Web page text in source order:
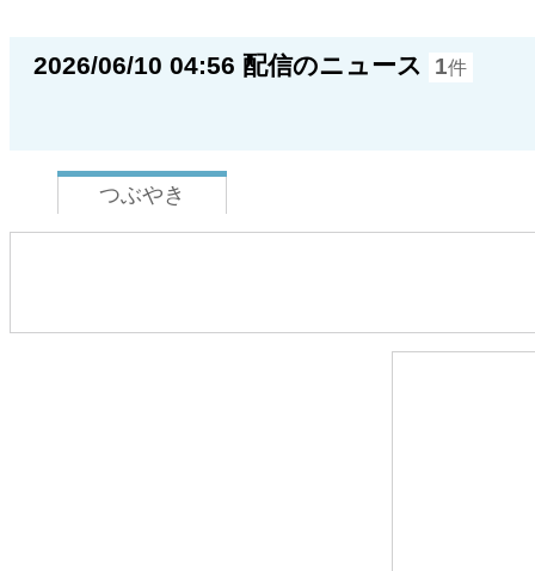
2026/06/10 04:56 配信のニュース 1件
つぶやき